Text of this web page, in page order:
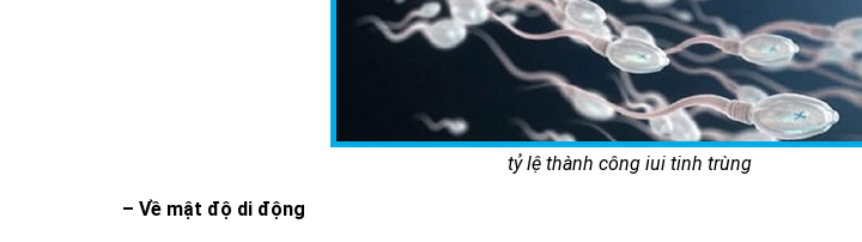
tỷ lệ thành công iui tinh trùng
– Về mật độ di động